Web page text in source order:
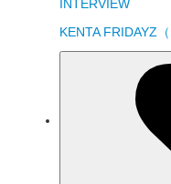
INTERVIEW
KENTA FRIDAYZ